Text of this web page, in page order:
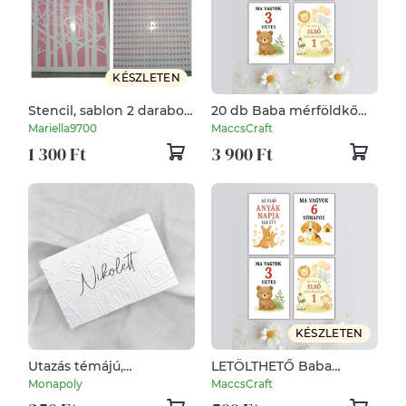
KÉSZLETEN
Stencil, sablon 2 darabos
szett A5-s méret 9..
Mariella9700
1 300 Ft
20 db Baba mérföldkő
kártya – Örökítsd meg a
legédesebb pillanatokat!
MaccsCraft
3 900 Ft
Utazás témájú,
dombornyomott esküvői
ültetőkártya, névtábla,
Monapoly
KÉSZLETEN
LETÖLTHETŐ Baba
mérföldkő kártyák –
MaccsCraft